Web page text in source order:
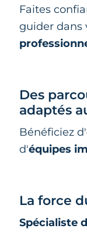
Faites
guider dans
Des
adaptés
Bénéficiez d'
d'équipes
La force
Spécialiste